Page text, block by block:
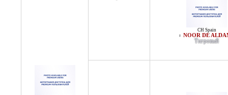
CH Spain
♀ NOOR DE
Тигровый